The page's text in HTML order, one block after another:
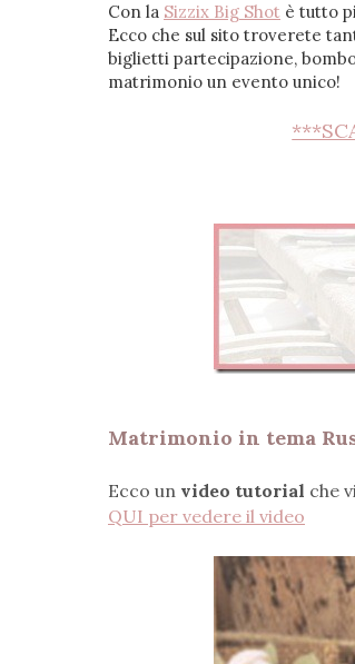
Con la Sizzix Big Shot è tutto
Ecco che sul sito troverete
biglietti partecipazione,
matrimonio un evento unico!
Matrimonio in tema
Ecco un video tutorial che
QUI per vedere il video